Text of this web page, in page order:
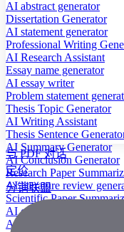
AI abstract generator
Dissertation Generator
AI statement generator
Professional Writing
AI Research Assistant
Essay name generator
AI essay writer
Problem statement
Thesis Topic Generator
AI Writing Assistant
Thesis Sentence
AI Summary Generator
AI Conclusion Generator
Research Paper
AI literature review
Scientific Paper
AI case study generator
AI Research Paper
与 PDF 对话
定价
分销联盟